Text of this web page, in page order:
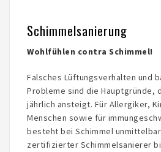
Schimmelsanierung
Wohlfühlen contra Schimmel!
Falsches Lüftungsverhalten und
Probleme sind die Hauptgründe,
jährlich ansteigt. Für Allergiker,
Menschen sowie für
besteht bei Schimmel unmittelbar
zertifizierter Schimmelsanierer